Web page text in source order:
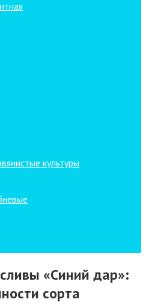
культуры
«Синий дар»:
сорта